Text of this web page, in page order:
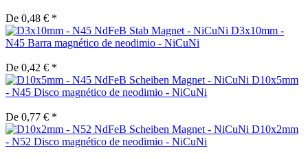
De 0,48 € *
D3x10mm -
N45 Barra magnético de neodimio - NiCuNi
De 0,42 € *
D10x5mm
- N45 Disco magnético de neodimio - NiCuNi
De 0,77 € *
D10x2mm
- N52 Disco magnético de neodimio - NiCuNi